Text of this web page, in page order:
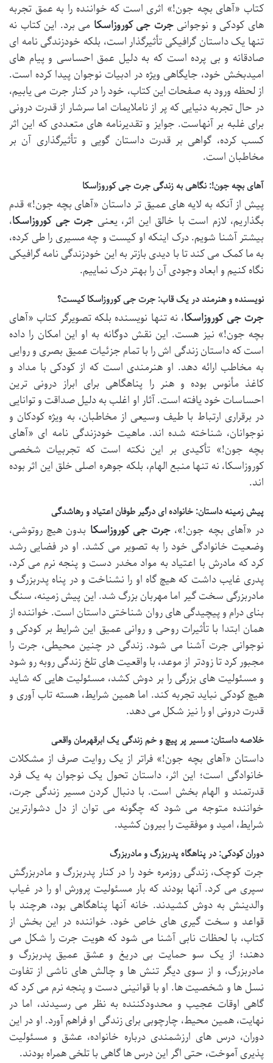
کتاب «آهای بچه جون!» اثری است که خواننده را به عمق تجربه
های کودکی و نوجوانیجرت جی کوروزاسکا می برد. این کتاب نه
تنها یک داستان گرافیکی تأثیرگذار است، بلکه خودزندگی نامه ای
صادقانه و بی پرده است که به دلیل عمق احساسی و پیام های
امیدبخش خود، جایگاهی ویژه در ادبیات نوجوان پیدا کرده است.
از لحظه ورود به صفحات این کتاب، خود را در کنار جرت می یابیم،
در حال تجربه دنیایی که پر از ناملایمات اما سرشار از قدرت درونی
برای غلبه بر آنهاست. جوایز و تقدیرنامه های متعددی که این اثر
کسب کرده، گواهی بر قدرت داستان گویی و تأثیرگذاری آن بر
مخاطبان است.
آهای بچه جون!: نگاهی به زندگی جرت جی کوروزاسکا
پیش از آنکه به لایه های عمیق تر داستان «آهای بچه جون!» قدم
بگذاریم، لازم است با خالق این اثر، یعنی جرت جی کوروزاسکا،
بیشتر آشنا شویم. درک اینکه او کیست و چه مسیری را طی کرده،
به ما کمک می کند تا با دیدی بازتر به این خودزندگی نامه گرافیکی
نگاه کنیم و ابعاد وجودی آن را بهتر درک نماییم.
نویسنده و هنرمند در یک قاب: جرت جی کوروزاسکا کیست؟
جرت جی کوروزاسکا، نه تنها نویسنده بلکه تصویرگر کتاب «آهای
بچه جون!» نیز هست. این نقش دوگانه به او این امکان را داده
است که داستان زندگی اش را با تمام جزئیات عمیق بصری و روایی
به مخاطب ارائه دهد. او هنرمندی است که از کودکی با مداد و
کاغذ مأنوس بوده و هنر را پناهگاهی برای ابراز درونی ترین
احساسات خود یافته است. آثار او اغلب به دلیل صداقت و توانایی
در برقراری ارتباط با طیف وسیعی از مخاطبان، به ویژه کودکان و
نوجوانان، شناخته شده اند. ماهیت خودزندگی نامه ای «آهای
بچه جون!» تأکیدی بر این نکته است که تجربیات شخصی
کوروزاسکا، نه تنها منبع الهام، بلکه جوهره اصلی خلق این اثر بوده
اند.
پیش زمینه داستان: خانواده ای درگیر طوفان اعتیاد و رهاشدگی
در «آهای بچه جون!»، جرت جی کوروزاسکا بدون هیچ روتوشی،
وضعیت خانوادگی خود را به تصویر می کشد. او در فضایی رشد
کرد که مادرش با اعتیاد به مواد مخدر دست و پنجه نرم می کرد،
پدری غایب داشت که هیچ گاه او را نشناخت و در پناه پدربزرگ و
مادربزرگی سخت گیر اما مهربان بزرگ شد. این پیش زمینه، سنگ
بنای درام و پیچیدگی های روان شناختی داستان است. خواننده از
همان ابتدا با تأثیرات روحی و روانی عمیق این شرایط بر کودکی و
نوجوانی جرت آشنا می شود. زندگی در چنین محیطی، جرت را
مجبور کرد تا زودتر از موعد، با واقعیت های تلخ زندگی روبه رو شود
و مسئولیت های بزرگی را بر دوش کشد، مسئولیت هایی که شاید
هیچ کودکی نباید تجربه کند. اما همین شرایط، هسته تاب آوری و
قدرت درونی او را نیز شکل می دهد.
خلاصه داستان: مسیر پر پیچ و خم زندگی یک ابرقهرمان واقعی
داستان «آهای بچه جون!» فراتر از یک روایت صرف از مشکلات
خانوادگی است؛ این اثر، داستان تحول یک نوجوان به یک فرد
قدرتمند و الهام بخش است. با دنبال کردن مسیر زندگی جرت،
خواننده متوجه می شود که چگونه می توان از دل دشوارترین
شرایط، امید و موفقیت را بیرون کشید.
دوران کودکی: در پناهگاه پدربزرگ و مادربزرگ
جرت کوچک، زندگی روزمره خود را در کنار پدربزرگ و مادربزرگش
سپری می کرد. آنها بودند که بار مسئولیت پرورش او را در غیاب
والدینش به دوش کشیدند. خانه آنها پناهگاهی بود، هرچند با
قواعد و سخت گیری های خاص خود. خواننده در این بخش از
کتاب، با لحظات نابی آشنا می شود که هویت جرت را شکل می
دهند؛ از یک سو حمایت بی دریغ و عشق عمیق پدربزرگ و
مادربزرگ، و از سوی دیگر تنش ها و چالش های ناشی از تفاوت
نسل ها و شخصیت ها. او با قوانینی دست و پنجه نرم می کرد که
گاهی اوقات عجیب و محدودکننده به نظر می رسیدند، اما در
نهایت، همین محیط، چارچوبی برای زندگی او فراهم آورد. او در این
دوران، درس های ارزشمندی درباره خانواده، عشق و مسئولیت
پذیری آموخت، حتی اگر این درس ها گاهی با تلخی همراه بودند.